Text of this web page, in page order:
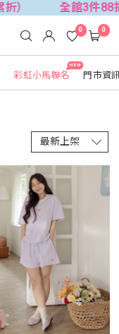
全館3件88折！🦄 滿
NEW
彩虹小馬聯名 門市資
0 0